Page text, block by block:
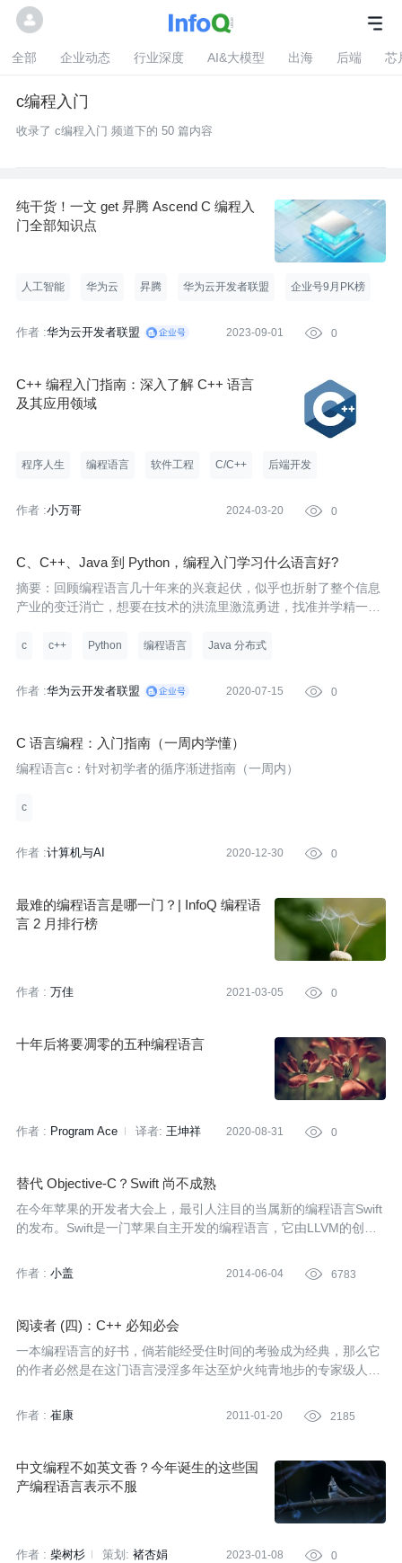
全部 企业动态 行业深度 AI&大模型 出海 后端 芯
c编程入门
收录了 c编程入门 频道下的 50 篇内容
纯干货！一文 get 昇腾 Ascend C 编程入
门全部知识点
人工智能 华为云 昇腾 华为云开发者联盟 企业号9月PK榜
作者 :华为云开发者联盟 2023-09-01  0
C++ 编程入门指南：深入了解 C++ 语言
及其应用领域
程序人生 编程语言 软件工程 C/C++ 后端开发
作者 :小万哥 2024-03-20  0
C、C++、Java 到 Python，编程入门学习什么语言好?
摘要：回顾编程语言几十年来的兴衰起伏，似乎也折射了整个信息
产业的变迁消亡，想要在技术的洪流里激流勇进，找准并学精一两
c c++ Python 编程语言 Java 分布式
作者 :华为云开发者联盟 2020-07-15  0
C 语言编程：入门指南（一周内学懂）
编程语言c：针对初学者的循序渐进指南（一周内）
c
作者 :计算机与AI 2020-12-30  0
最难的编程语言是哪一门？| InfoQ 编程语
言 2 月排行榜
作者 : 万佳 2021-03-05  0
十年后将要凋零的五种编程语言
作者 : Program Ace 译者: 王坤祥
2020-08-31  0
替代 Objective-C？Swift 尚不成熟
在今年苹果的开发者大会上，最引人注目的当属新的编程语言Swift
的发布。Swift是一门苹果自主开发的编程语言，它由LLVM的创始
性能的前提下，让应用开发变得更加简单、快速。苹果宣称Swift的
特点是：快速、现代、安全、互动，且全面优于Objective-C语言。
构，不难看出苹果在Swift的设计上也煞费苦心。社交媒体上一时间
作者 : 小盖 2014-06-04  6783
阅读者 (四)：C++ 必知必会
一本编程语言的好书，倘若能经受住时间的考验成为经典，那么它
的作者必然是在这门语言浸淫多年达至炉火纯青地步的专家级人
最早的C++程序员之一，有着20多年的C++应用经验。他的履历与
经验足以让读者心生信赖。然而，好的程序员不一定能写出好书。
的专栏作家，这就足够保证本书的写作质量。
作者 : 崔康 2011-01-20  2185
中文编程不如英文香？今年诞生的这些国
产编程语言表示不服
作者 : 柴树杉 策划: 褚杏娟 2023-01-08  0